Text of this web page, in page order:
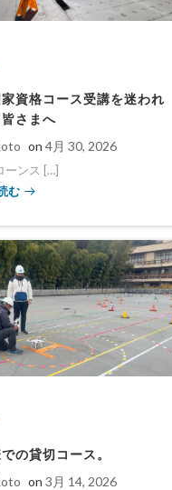
資格コース受講を迷われ
さまへ
on 4月 30, 2026
ーンス […]
む
の貸切コース。
on 3月 14, 2026